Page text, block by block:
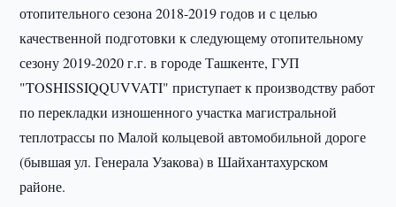
отопительного сезона 2018-2019 годов и с целью
качественной подготовки к следующему отопительному
сезону 2019-2020 г.г. в городе Ташкенте, ГУП
"TOSHISSIQQUVVATI" приступает к производству работ
по перекладки изношенного участка магистральной
теплотрассы по Малой кольцевой автомобильной дороге
(бывшая ул. Генерала Узакова) в Шайхантахурском
районе.